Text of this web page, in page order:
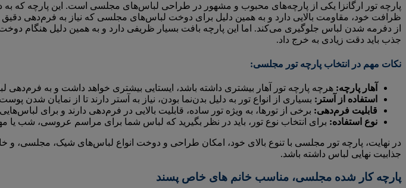
پارچه تور ارگانزا یکی از پارچه‌های محبوب و مشهور در طراحی لباس‌های مجلسی است. این پارچه که
ظرافت خود، مقاومت بالایی دارد و به همین دلیل برای دوخت لباس‌های مجلسی که نیاز به فرم‌دهی
از دفرمه شدن لباس جلوگیری می‌کند. اما این پارچه بافت بسیار ظریفی دارد و به همین دلیل
جذب باید دقت زیادی به خرج داد.
نکات مهم در انتخاب پارچه تور مجلسی:
آهار پارچه: هرچه پارچه تور آهار بیشتری داشته باشد، ایستایی بیشتری خواهد داشت و به فرم‌دهی
استفاده از آستر: بسیاری از انواع تور به دلیل بدن‌نما بودن، نیاز به آستر دارند تا از نمایان شدن
قابلیت فرم‌دهی: برخی از تورها، به ویژه تور ساده، قابلیت بالایی در فرم‌دهی دارند و برای
نوع استفاده: برای انتخاب نوع تور، باید در نظر بگیرید که لباس شما برای مراسم عروسی، شب
در نهایت، پارچه تور مجلسی با تنوع بالای خود، امکان طراحی و دوخت انواع لباس‌های شیک، مجلسی، و
جذابیت نهایی لباس داشته باشد.
پارچه کار شده مجلسی، مناسب خانم های خاص پسند